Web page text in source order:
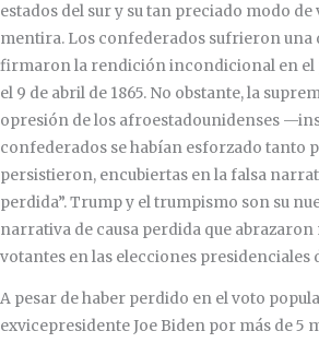
estados del sur y su tan preciado modo
mentira. Los confederados sufrieron una
firmaron la rendición incondicional en el
el 9 de abril de 1865. No obstante, la
opresión de los afroestadounidenses
confederados se habían esforzado tanto
persistieron, encubiertas en la falsa
perdida”. Trump y el trumpismo son su
narrativa de causa perdida que abrazaron
votantes en las elecciones presidenciales
A pesar de haber perdido en el voto
exvicepresidente Joe Biden por más de 5